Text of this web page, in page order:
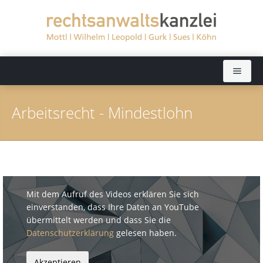
Elisabeth Wilhelm
Dörthe Leopold
Ralph Gurk
Dr. Jochen Sues
Rechtsgebiete
Arbeitsrecht
Bankrecht
Baurecht
Aktuelles
Kanzlei
Fernsehen: Ratgeber Recht
Kontakt
Arbeitsrecht - Mindestlohn
Mit dem Aufruf des Videos erklären Sie sich
einverstanden, dass Ihre Daten an YouTube
übermittelt werden und dass Sie die
Datenschutzerklärung gelesen haben.